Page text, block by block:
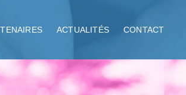
ACTUALITÉS CONTACT